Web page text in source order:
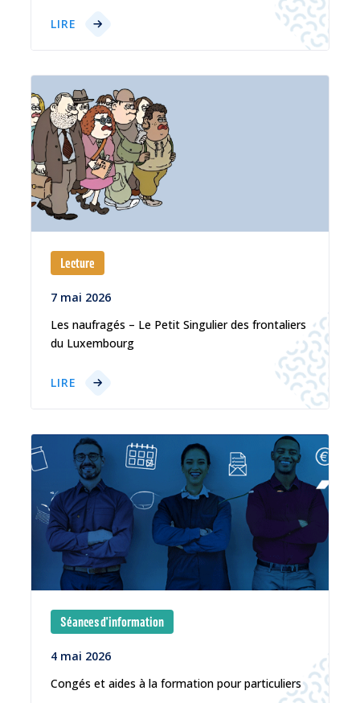
LIRE
Lecture
7 mai 2026
Les naufragés – Le Petit Singulier des frontaliers
du Luxembourg
LIRE
Séances d'information
4 mai 2026
Congés et aides à la formation pour particuliers